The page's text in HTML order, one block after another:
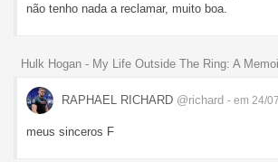
não tenho nada a reclamar, muito boa.
Hulk Hogan - My Life Outside The Ring: A
RAPHAEL RICHARD @richard - em 24/
meus sinceros F